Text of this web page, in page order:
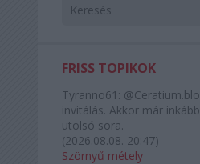
FRISS TOPIKOK
Tyranno61:
invitálás. Akkor már
utolsó sora.
(2026.08.08. 20:47)
Szörnyű métely